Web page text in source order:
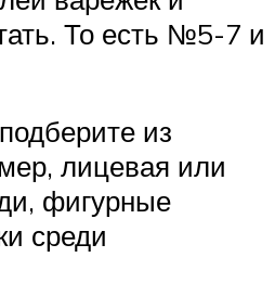
То есть №5-7 и
из
лицевая или
фигурные
среди